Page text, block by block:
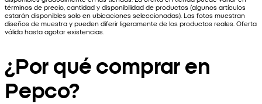
términos de precio, cantidad y disponibilidad de productos (algunos artículos
estarán disponibles solo en ubicaciones seleccionadas). Las fotos muestran
diseños de muestra y pueden diferir ligeramente de los productos reales. Oferta
válida hasta agotar existencias.
¿Por qué comprar en
Pepco?